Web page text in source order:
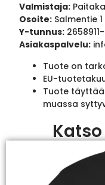
Valmistaja:
Osoite: Salmentie
Y-tunnus:
Asiakaspalvelu:
Tuote on
EU-
Tuote täyttää
muassa